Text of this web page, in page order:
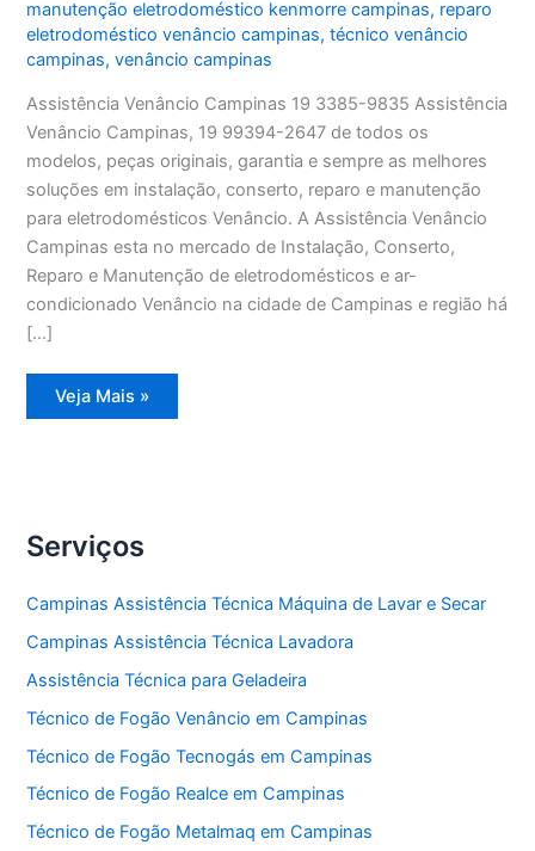
manutenção eletrodoméstico kenmorre campinas, reparo
eletrodoméstico venâncio campinas,técnico venâncio
campinas,venâncio campinas
Assistência Venâncio Campinas 19 3385-9835 Assistência
Venâncio Campinas, 19 99394-2647 de todos os
modelos, peças originais, garantia e sempre as melhores
soluções em instalação, conserto, reparo e manutenção
para eletrodomésticos Venâncio. A Assistência Venâncio
Campinas esta no mercado de Instalação, Conserto,
Reparo e Manutenção de eletrodomésticos e ar-
condicionado Venâncio na cidade de Campinas e região há
[…]
Assistência
Venâncio
Veja Mais »
Serviços
Campinas Assistência Técnica Máquina de Lavar e Secar
Campinas Assistência Técnica Lavadora
Assistência Técnica para Geladeira
Técnico de Fogão Venâncio em Campinas
Técnico de Fogão Tecnogás em Campinas
Técnico de Fogão Realce em Campinas
Técnico de Fogão Metalmaq em Campinas